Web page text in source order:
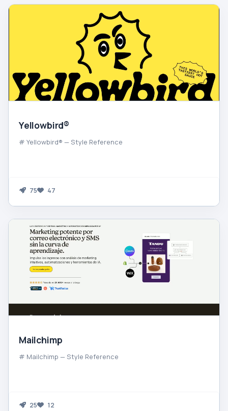
Yellowbird®
# Yellowbird® — Style Reference
75 47
Mailchimp
# Mailchimp — Style Reference
25 12